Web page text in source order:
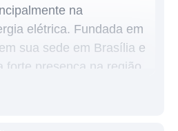
na
elétrica. Fundada em
sua sede em Brasília e
forte presença na região
do país. A Equatorial
de privatizar e